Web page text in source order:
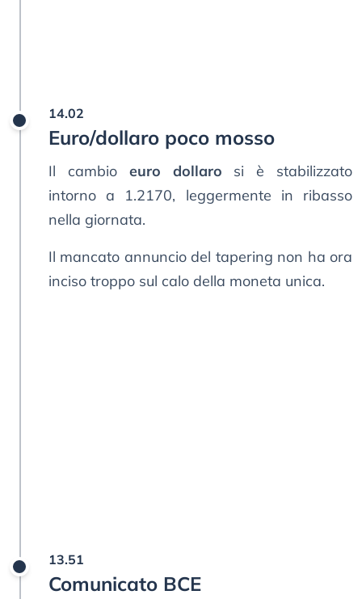
14.02
Euro/dollaro poco mosso
Il cambio euro dollaro si è stabilizzato
intorno a 1.2170, leggermente in ribasso
nella giornata.
Il mancato annuncio del tapering non ha ora
inciso troppo sul calo della moneta unica.
13.51
Comunicato BCE